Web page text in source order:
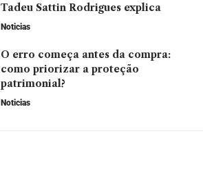
Tadeu Sattin Rodrigues explica
Noticias
O erro começa antes da compra:
como priorizar a proteção
patrimonial?
Noticias